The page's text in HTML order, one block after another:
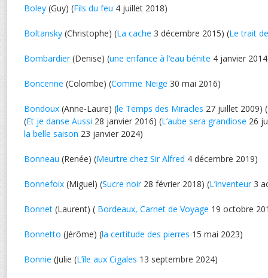
Boley (Guy) (Fils du feu 4 juillet 2018)
Boltansky (Christophe) (La cache 3 décembre 2015) (Le trait
Bombardier(Denise) (une enfance à l’eau bénite 4 janvier
Boncenne (Colombe) (Comme Neige 30 mai 2016)
Bondoux (Anne-Laure) (le Temps des Miracles 27 juillet 2009) (
(Et je danse Aussi 28 janvier 2016) (L’aube sera grandiose 26
la belle saison 23 janvier 2024)
Bonneau (Renée) (Meurtre chez Sir Alfred 4 décembre 2019)
Bonnefoix (Miguel) (Sucre noir28 février 2018) (L’inventeur3
Bonnet (Laurent) ( Bordeaux, Carnet de Voyage 19 octobre
Bonnetto (Jérôme) (la certitude des pierres 15 mai 2023)
Bonnie (Julie (L’île aux Cigales 13 septembre 2024)